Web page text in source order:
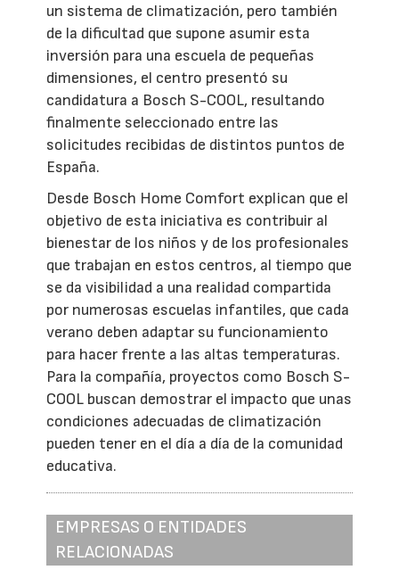
un sistema de climatización, pero también
de la dificultad que supone asumir esta
inversión para una escuela de pequeñas
dimensiones, el centro presentó su
candidatura a Bosch S-COOL, resultando
finalmente seleccionado entre las
solicitudes recibidas de distintos puntos de
España.
Desde Bosch Home Comfort explican que el
objetivo de esta iniciativa es contribuir al
bienestar de los niños y de los profesionales
que trabajan en estos centros, al tiempo que
se da visibilidad a una realidad compartida
por numerosas escuelas infantiles, que cada
verano deben adaptar su funcionamiento
para hacer frente a las altas temperaturas.
Para la compañía, proyectos como Bosch S-
COOL buscan demostrar el impacto que unas
condiciones adecuadas de climatización
pueden tener en el día a día de la comunidad
educativa.
EMPRESAS O ENTIDADES
RELACIONADAS